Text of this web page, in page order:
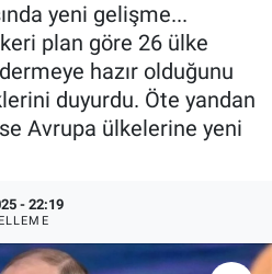
yeni gelişme...
plan göre 26 ülke
hazır olduğunu
duyurdu. Öte yandan
Avrupa ülkelerine yeni
- 22:19